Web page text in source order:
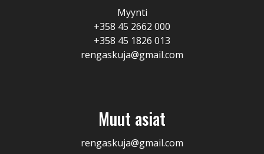
Myynti
+358 45 2662 000
+358 45 1826 013
rengaskuja@gmail.com
Muut asiat
rengaskuja@gmail.com